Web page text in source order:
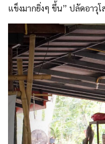
แข็งมากยิ่งๆ ขึ้น” ปลัดอาวุโ